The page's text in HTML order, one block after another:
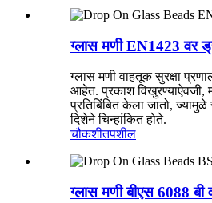
ग्लास मणी EN1423 वर
ग्लास मणी वाहतूक सुरक्षा
आहेत. प्रकाश विखुरण्याऐवजी,
प्रतिबिंबित केला जातो, ज्यामुळे
दिशेने चिन्हांकित होते.
चौकशीतपशील
ग्लास मणी बीएस 6088 बी